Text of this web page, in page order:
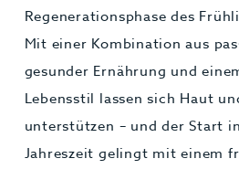
Regenerationsphase des
Mit einer Kombination aus
gesunder Ernährung und
Lebensstil lassen sich Haut
unterstützen – und der Start
Jahreszeit gelingt mit einem